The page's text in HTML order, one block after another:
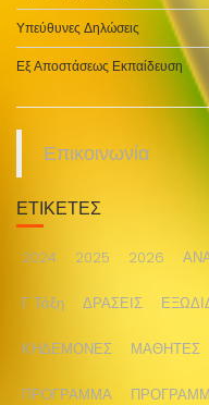
Υπεύθυνες Δηλώσεις
Εξ Αποστάσεως Εκπαίδευση
Επικοινωνία
ΕΤΙΚΈΤΕΣ
2024 2025 2026
Γ Τάξη ΔΡΑΣΕΙΣ
ΚΗΔΕΜΟΝΕΣ ΜΑΘΗΤΕΣ
ΠΡΟΓΡΑΜΜΑ